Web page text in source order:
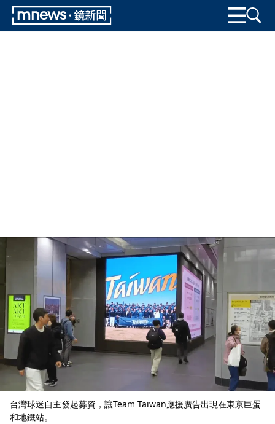
台灣球迷自主發起募資，讓Team Taiwan應援廣告出現在東京巨蛋
和地鐵站。